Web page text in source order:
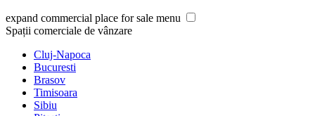
expand commercial place for sale menu
Spații comerciale de vânzare
Cluj-Napoca
Bucuresti
Brasov
Timisoara
Sibiu